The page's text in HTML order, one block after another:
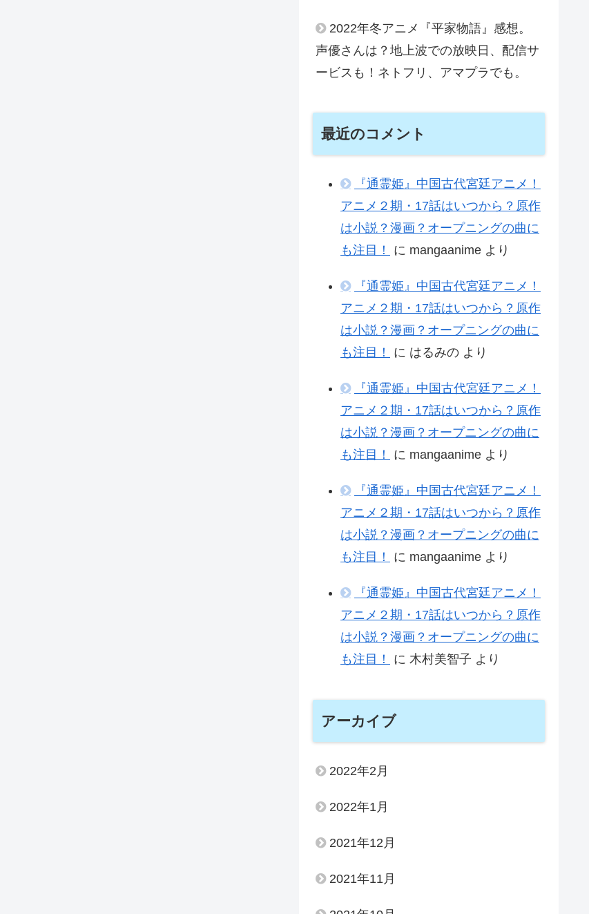
2022年冬アニメ『平家物語』感想。
声優さんは？地上波での放映日、配信サ
ービスも！ネトフリ、アマプラでも。
最近のコメント
『通霊姫』中国古代宮廷アニメ！
アニメ２期・17話はいつから？原作
は小説？漫画？オープニングの曲に
も注目！
に mangaanime より
『通霊姫』中国古代宮廷アニメ！
アニメ２期・17話はいつから？原作
は小説？漫画？オープニングの曲に
も注目！
に はるみの より
『通霊姫』中国古代宮廷アニメ！
アニメ２期・17話はいつから？原作
は小説？漫画？オープニングの曲に
も注目！
に mangaanime より
『通霊姫』中国古代宮廷アニメ！
アニメ２期・17話はいつから？原作
は小説？漫画？オープニングの曲に
も注目！
に mangaanime より
『通霊姫』中国古代宮廷アニメ！
アニメ２期・17話はいつから？原作
は小説？漫画？オープニングの曲に
も注目！
に 木村美智子 より
アーカイブ
2022年2月
2022年1月
2021年12月
2021年11月